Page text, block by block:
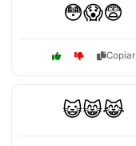
😳😱😨
Copiar
😺😸😹